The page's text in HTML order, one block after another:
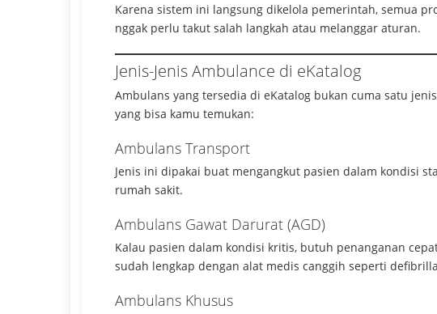
Karena sistem ini langsung dikelola pemerintah, semua
nggak perlu takut salah langkah atau melanggar aturan.
Jenis-Jenis Ambulance di eKatalog
Ambulans yang tersedia di eKatalog bukan cuma satu
yang bisa kamu temukan:
Ambulans Transport
Jenis ini dipakai buat mengangkut pasien dalam kondisi
rumah sakit.
Ambulans Gawat Darurat (AGD)
Kalau pasien dalam kondisi kritis, butuh penanganan
sudah lengkap dengan alat medis canggih seperti
Ambulans Khusus